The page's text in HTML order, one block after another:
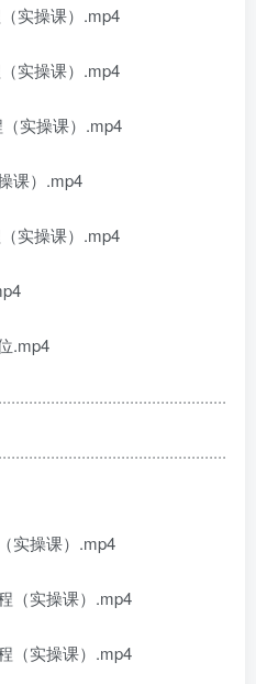
实操课）.mp4
实操课）.mp4
实操课）.mp4
课）.mp4
实操课）.mp4
.mp4
实操课）.mp4
（实操课）.mp4
（实操课）.mp4